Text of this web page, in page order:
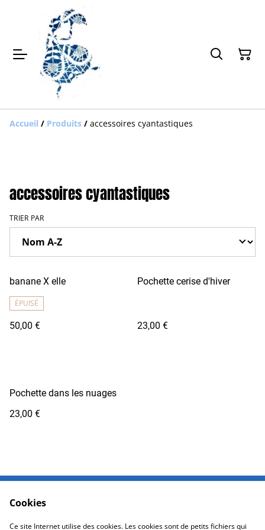
Accueil / Produits / accessoires cyantastiques
accessoires cyantastiques
TRIER PAR
banane X elle
ÉPUISÉ
50,00 €
Pochette cerise d'hiver
23,00 €
Pochette dans les nuages
23,00 €
Politique de
Politique de cookies
Cookies
Ce site Internet utilise des cookies. Les cookies sont de petits fichiers qui